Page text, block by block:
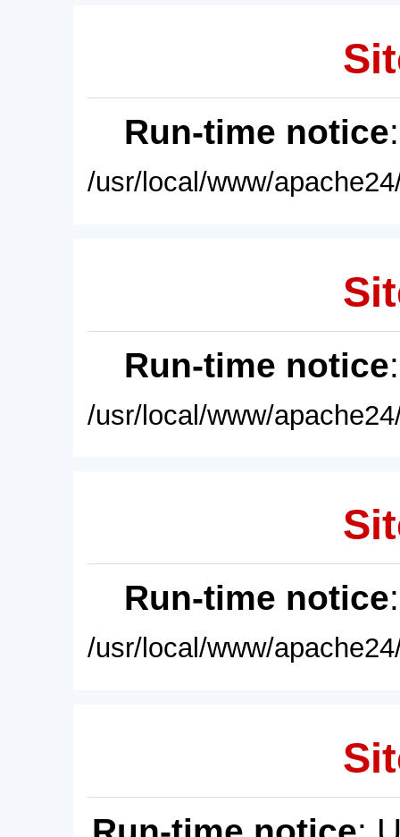
Run-time notice
/usr/local/www/
Run-time notice
/usr/local/www/
Run-time notice
/usr/local/www/